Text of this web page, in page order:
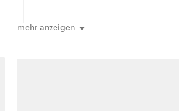
mehr anzeigen